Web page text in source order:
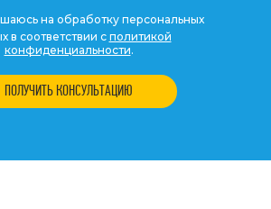
на обработку персональных
в соответствии с политикой
конфиденциальности.
ПОЛУЧИТЬ КОНСУЛЬТАЦИЮ